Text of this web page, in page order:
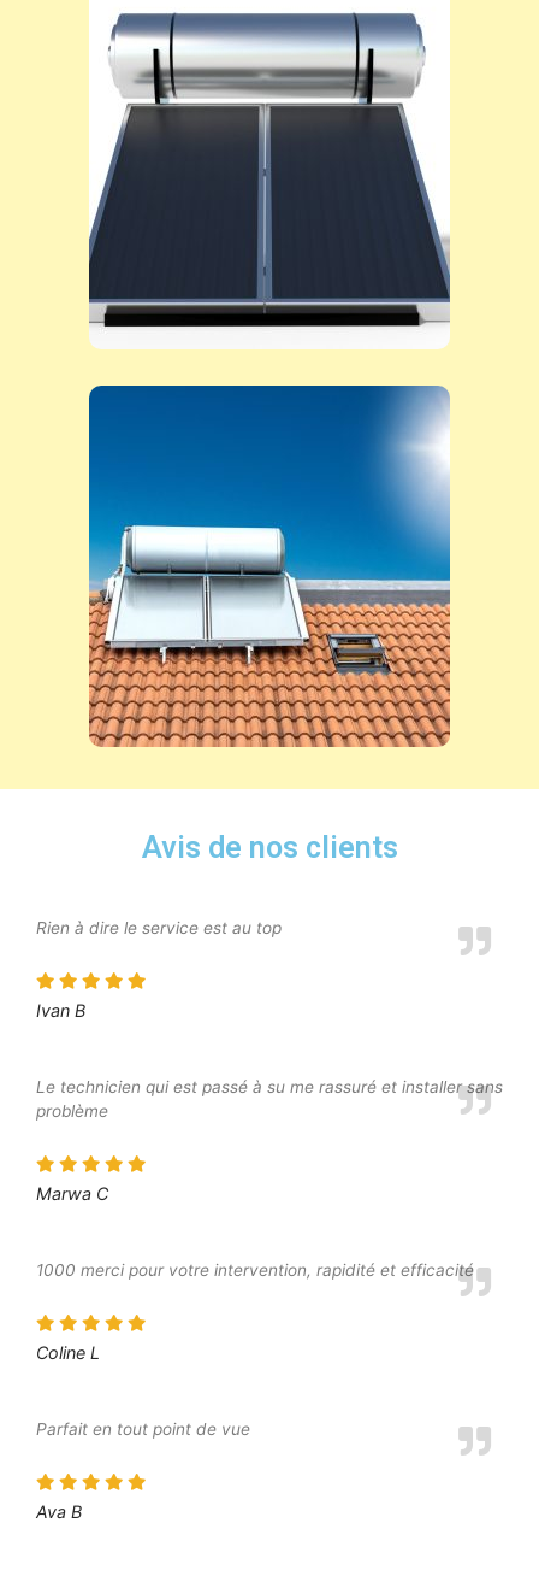
Avis de nos clients
Rien à dire le service est au top
Ivan B
Le technicien qui est passé à su me rassuré et installer sans
problème
Marwa C
1000 merci pour votre intervention, rapidité et efficacité
Coline L
Parfait en tout point de vue
Ava B